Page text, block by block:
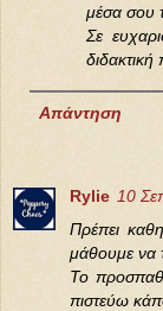
μέσα σου
Σε
Απάντηση
Rylie 10
Πρέπει
μάθουμε να
Το
πιστεύω